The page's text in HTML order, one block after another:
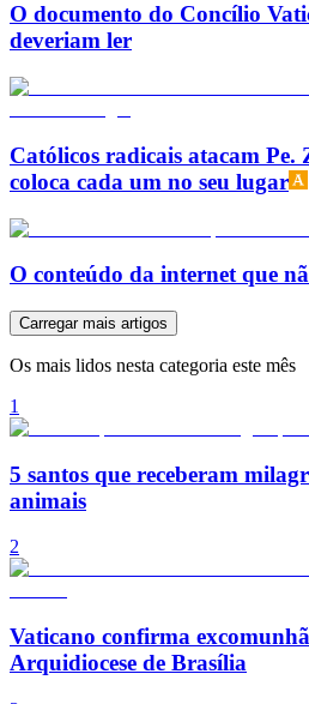
O documento do Concílio
deveriam ler
Católicos radicais atacam Pe.
coloca cada um no seu lugar
O conteúdo da internet que
Carregar mais artigos
Os mais lidos nesta categoria este mês
1
5 santos que receberam
animais
2
Vaticano confirma
Arquidiocese de Brasília